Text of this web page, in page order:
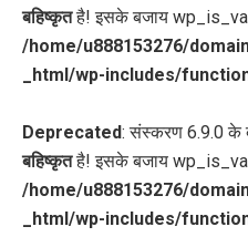
बहिष्कृतहै! इसके बजाय
/home/u888153276/
_html/wp-includes/
Deprecated: संस्करण 6.9.0 के
बहिष्कृतहै! इसके बजाय
/home/u888153276/
_html/wp-includes/